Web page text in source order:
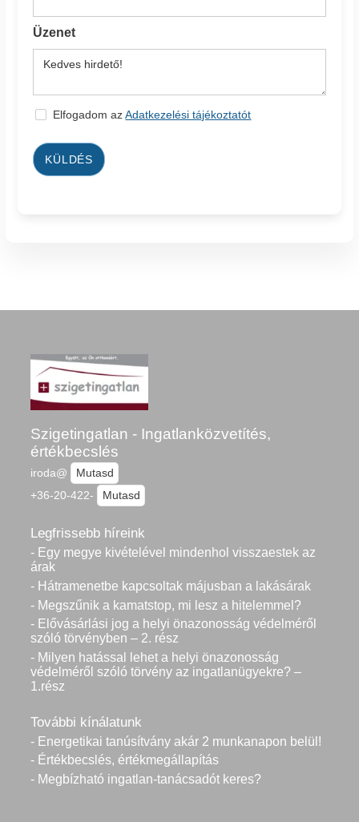
Üzenet
Elfogadom azAdatkezelési tájékoztatót
KÜLDÉS
Szigetingatlan - Ingatlanközvetítés,
értékbecslés
iroda@
Mutasd
+36-20-422-
Mutasd
Legfrissebb híreink
- Egy megye kivételével mindenhol visszaestek az
árak
- Hátramenetbe kapcsoltak májusban a lakásárak
- Megszűnik a kamatstop, mi lesz a hitelemmel?
- Elővásárlási jog a helyi önazonosság védelméről
szóló törvényben – 2. rész
- Milyen hatással lehet a helyi önazonosság
védelméről szóló törvény az ingatlanügyekre? –
1.rész
További kínálatunk
- Energetikai tanúsítvány akár 2 munkanapon belül!
- Értékbecslés, értékmegállapítás
- Megbízható ingatlan-tanácsadót keres?